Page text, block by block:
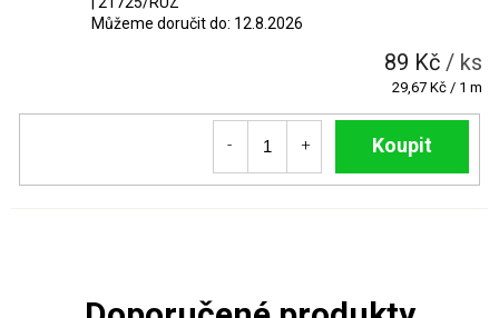
Můžeme doručit do: 12.8.2026
89 Kč / ks
Měrná
29,67 Kč / 1 m
Do košíku